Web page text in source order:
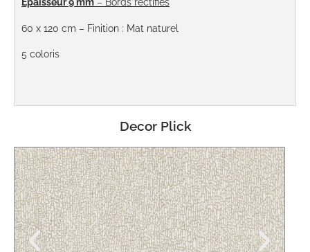
60 x 120 cm – Finition : Mat naturel
5 coloris
Decor Plick